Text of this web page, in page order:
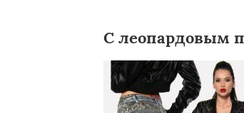
С леопардовым